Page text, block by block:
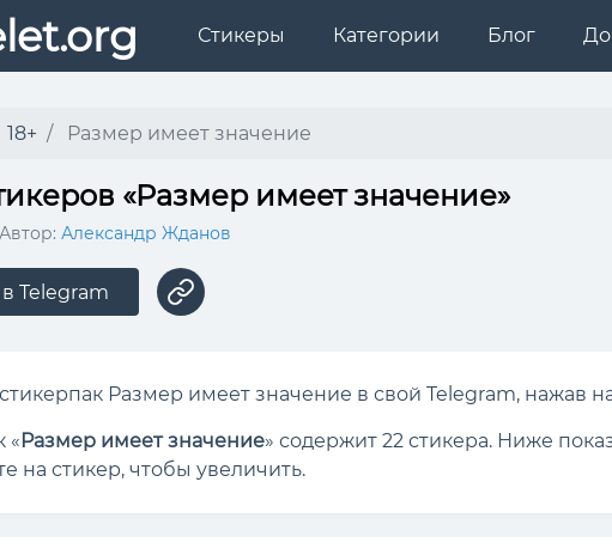
Стикеры Категории Блог
18+ Размер имеет значение
«Размер имеет значение»
Автор: Александр Жданов
Telegram
Размер имеет значение в свой Telegram, нажав
«Размер имеет значение» содержит 22 стикера. Ниже
на стикер, чтобы увеличить.